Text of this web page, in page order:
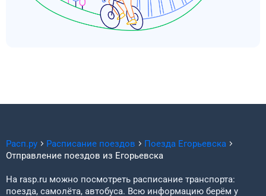
Расп.ру Расписание поездов Поезда Егорьевска
Отправление поездов из Егорьевска
На rasp.ru можно посмотреть расписание транспорта:
поезда, самолёта, автобуса. Всю информацию берём у